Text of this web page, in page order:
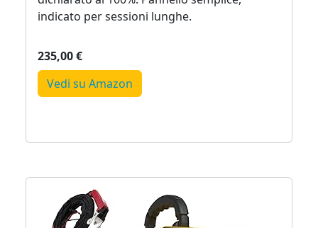
indicato per sessioni lunghe.
235,00 €
Vedi su Amazon